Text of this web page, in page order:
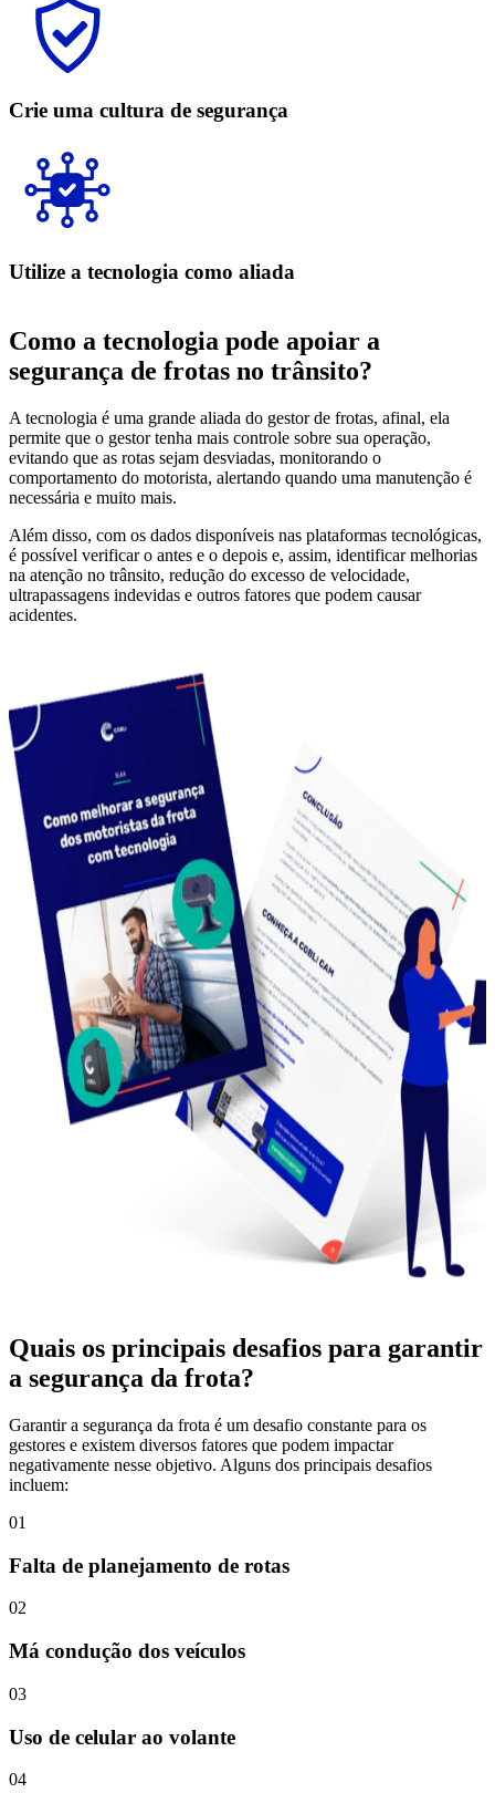
Crie uma cultura de segurança
Utilize a tecnologia como aliada
Como a tecnologia pode apoiar a
segurança de frotas no trânsito?
A tecnologia é uma grande aliada do gestor de frotas, afinal, ela
permite que o gestor tenha mais controle sobre sua operação,
evitando que as rotas sejam desviadas, monitorando o
comportamento do motorista, alertando quando uma manutenção é
necessária e muito mais.
Além disso, com os dados disponíveis nas plataformas tecnológicas,
é possível verificar o antes e o depois e, assim, identificar melhorias
na atenção no trânsito, redução do excesso de velocidade,
ultrapassagens indevidas e outros fatores que podem causar
acidentes.
Quais os principais desafios para garantir
a segurança da frota?
Garantir a segurança da frota é um desafio constante para os
gestores e existem diversos fatores que podem impactar
negativamente nesse objetivo. Alguns dos principais desafios
incluem:
01
Falta de planejamento de rotas
02
Má condução dos veículos
03
Uso de celular ao volante
04